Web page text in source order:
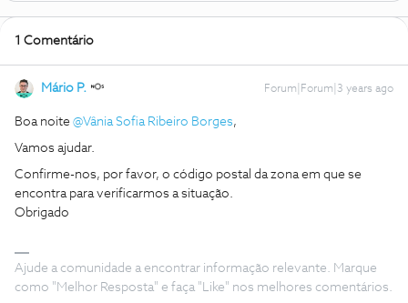
1 Comentário
Mário P. Forum|Forum|3 years ago
Boa noite @Vânia Sofia Ribeiro Borges,
Vamos ajudar.
Confirme-nos, por favor, o código postal da zona em que se
encontra para verificarmos a situação.
Obrigado
Ajude a comunidade a encontrar informação relevante. Marque
como "Melhor Resposta" e faça "Like" nos melhores comentários.